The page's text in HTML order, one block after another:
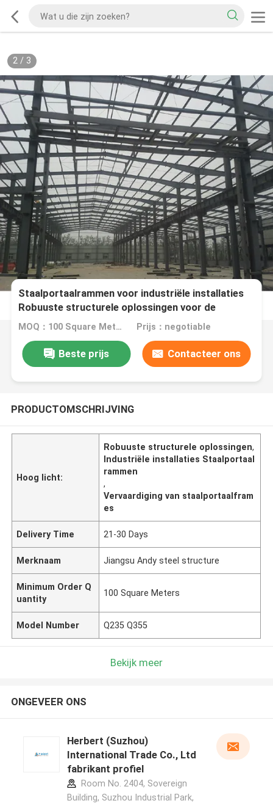
2/ 3
Staalportaalrammen voor industriële installaties
Robuuste structurele oplossingen voor de
productie
MOQ：100 Square Meters Prijs：negotiable
Beste prijs Contacteer ons
PRODUCTOMSCHRIJVING
Hoog licht:
Robuuste structurele oplossingen,
Industriële installaties Staalportaal
rammen
,
Vervaardiging van staalportaalfram
es
Delivery Time 21-30 Days
Merknaam Jiangsu Andy steel structure
Minimum Order Q
uantity
100 Square Meters
Model Number Q235 Q355
Bekijk meer
ONGEVEER ONS
Herbert (Suzhou)
International Trade Co., Ltd
fabrikant profiel
Room No. 2404, Sovereign
Building, Suzhou Industrial Park,